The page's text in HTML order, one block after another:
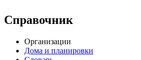
Справочник
Организации
Дома и планировки